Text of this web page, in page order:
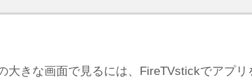
大きな画面で見るには、FireTVstickでアプリ